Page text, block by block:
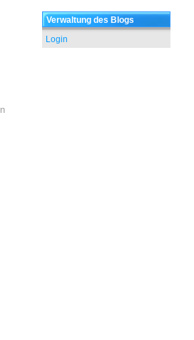
Verwaltung des Blogs
Login